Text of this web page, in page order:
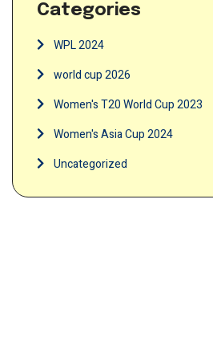
Categories
WPL 2024
world cup 2026
Women's T20 World Cup 2023
Women's Asia Cup 2024
Uncategorized